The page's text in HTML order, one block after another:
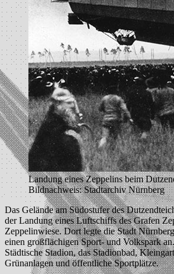
Landung eines Zeppelins beim
Bildnachweis: Stadtarchiv Nürnberg
Das Gelände am Südostufer des
der Landung eines Luftschiffs des Grafen
Zeppelinwiese. Dort legte die Stadt
einen großflächigen Sport- und Volkspark
Städtische Stadion, das Stadionbad,
Grünanlagen und öffentliche Sportplätze.